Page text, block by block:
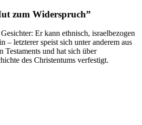
zum Widerspruch”
Er kann ethnisch, israelbezogen
– letzterer speist sich unter anderem aus
Testaments und hat sich über
des Christentums verfestigt.